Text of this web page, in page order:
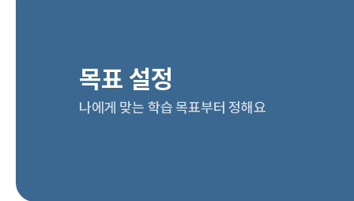
목표 설정
나에게 맞는 학습 목표부터 정해요